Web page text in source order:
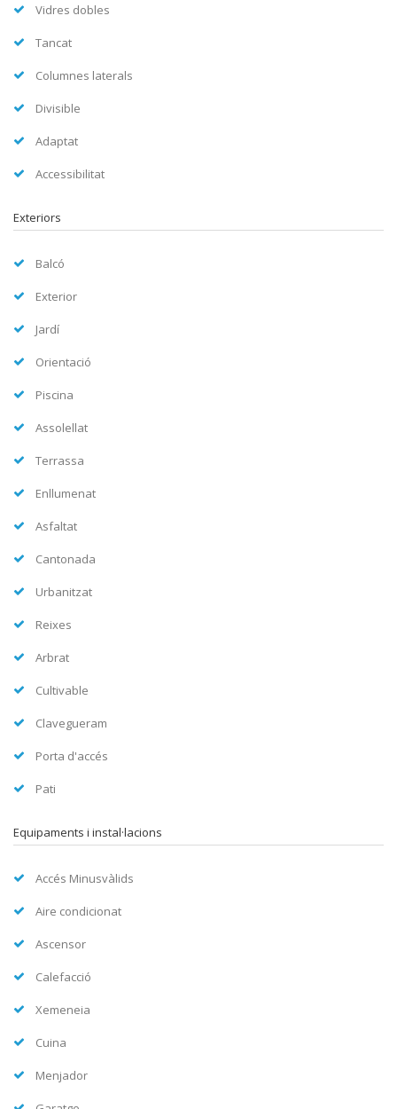
Vidres dobles
Tancat
Columnes laterals
Divisible
Adaptat
Accessibilitat
Exteriors
Balcó
Exterior
Jardí
Orientació
Piscina
Assolellat
Terrassa
Enllumenat
Asfaltat
Cantonada
Urbanitzat
Reixes
Arbrat
Cultivable
Clavegueram
Porta d'accés
Pati
Equipaments i instal·lacions
Accés Minusvàlids
Aire condicionat
Ascensor
Calefacció
Xemeneia
Cuina
Menjador